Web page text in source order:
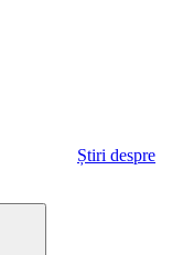
Știri despre